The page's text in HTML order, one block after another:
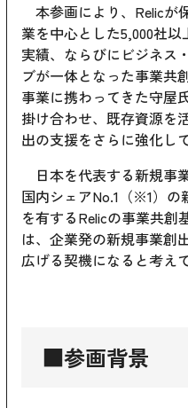
本参画により、Relicが
業を中心とした5,000社
実績、ならびにビジネス
ブが一体となった事業共
事業に携わってきた守屋
掛け合わせ、既存資源を
出の支援をさらに強化し
日本を代表する新規事
国内シェアNo.1（※1）
を有するRelicの事業共創
は、企業発の新規事業創
広げる契機になると考え
■参画背景